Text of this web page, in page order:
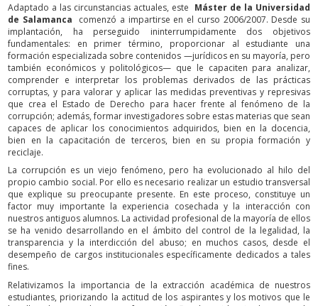
Adaptado a las circunstancias actuales, este Máster de la Universidad
de Salamanca comenzó a impartirse en el curso 2006/2007. Desde su
implantación, ha perseguido ininterrumpidamente dos objetivos
fundamentales: en primer término, proporcionar al estudiante una
formación especializada sobre contenidos —jurídicos en su mayoría, pero
también económicos y politológicos— que le capaciten para analizar,
comprender e interpretar los problemas derivados de las prácticas
corruptas, y para valorar y aplicar las medidas preventivas y represivas
que crea el Estado de Derecho para hacer frente al fenómeno de la
corrupción; además, formar investigadores sobre estas materias que sean
capaces de aplicar los conocimientos adquiridos, bien en la docencia,
bien en la capacitación de terceros, bien en su propia formación y
reciclaje.
La corrupción es un viejo fenómeno, pero ha evolucionado al hilo del
propio cambio social. Por ello es necesario realizar un estudio transversal
que explique su preocupante presente. En este proceso, constituye un
factor muy importante la experiencia cosechada y la interacción con
nuestros antiguos alumnos. La actividad profesional de la mayoría de ellos
se ha venido desarrollando en el ámbito del control de la legalidad, la
transparencia y la interdicción del abuso; en muchos casos, desde el
desempeño de cargos institucionales específicamente dedicados a tales
fines.
Relativizamos la importancia de la extracción académica de nuestros
estudiantes, priorizando la actitud de los aspirantes y los motivos que le